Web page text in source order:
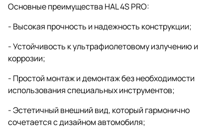
Основные преимущества HAL 4S PRO:
- Высокая прочность и надежность конструкции;
- Устойчивость к ультрафиолетовому излучению и
коррозии;
- Простой монтаж и демонтаж без необходимости
использования специальных инструментов;
- Эстетичный внешний вид, который гармонично
сочетается с дизайном автомобиля;